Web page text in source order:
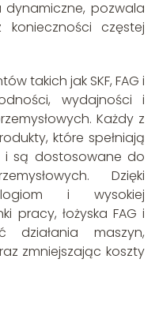
dynamiczne, pozwala
częstej
takich jak SKF, FAG i
wydajności i
Każdy z
które spełniają
i są dostosowane do
Dzięki
i wysokiej
pracy, łożyska FAG i
działania maszyn,
zmniejszając koszty